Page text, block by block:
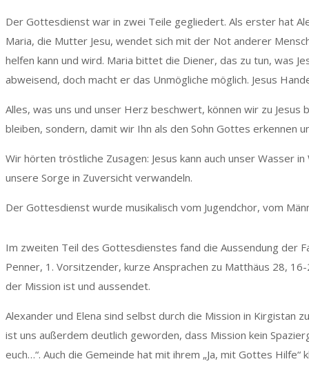
Der Gottesdienst war in zwei Teile gegliedert. Als erster hat
Maria, die Mutter Jesu, wendet sich mit der Not anderer
helfen kann und wird. Maria bittet die Diener, das zu tun, was
abweisend, doch macht er das Unmögliche möglich. Jesus
Alles, was uns und unser Herz beschwert, können wir zu
bleiben, sondern, damit wir Ihn als den Sohn Gottes erkennen
Wir hörten tröstliche Zusagen: Jesus kann auch unser Wasser
unsere Sorge in Zuversicht verwandeln.
Der Gottesdienst wurde musikalisch vom Jugendchor, vom
Im zweiten Teil des Gottesdienstes fand die Aussendung der
Penner, 1. Vorsitzender, kurze Ansprachen zu Matthäus 28,
der Mission ist und aussendet.
Alexander und Elena sind selbst durch die Mission in Kirgistan
ist uns außerdem deutlich geworden, dass Mission kein
euch…“. Auch die Gemeinde hat mit ihrem „Ja, mit Gottes